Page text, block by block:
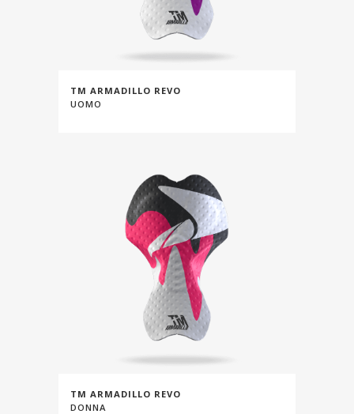
TM ARMADILLO REVO
UOMO
TM ARMADILLO REVO
DONNA